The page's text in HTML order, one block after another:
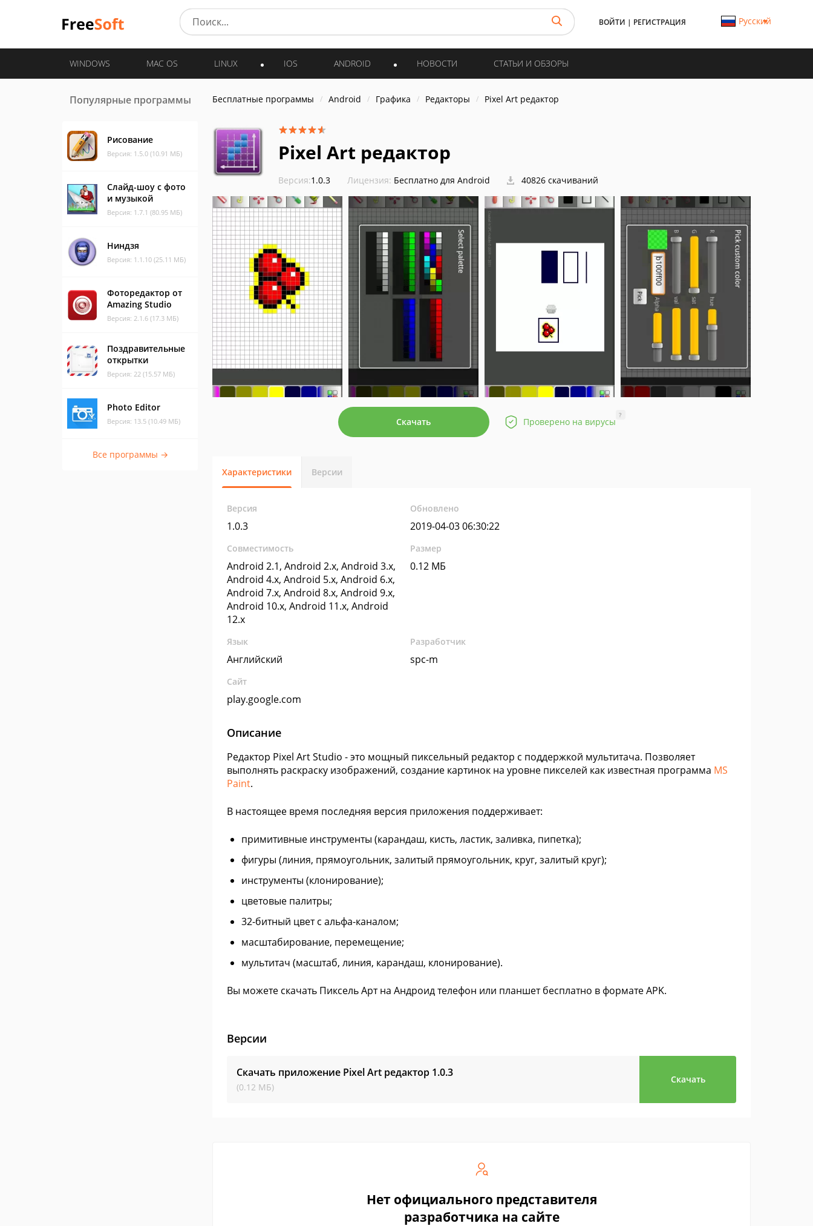
ВОЙТИ | РЕГИСТРАЦИЯ Русский
WINDOWS MAC OS LINUX IOS ANDROID НОВОСТИ СТАТЬИ И ОБЗОРЫ
Популярные программы
Рисование
Версия: 1.5.0 (10.91 МБ)
Слайд-шоу с фото
и музыкой
Версия: 1.7.1 (80.95 МБ)
Ниндзя
Версия: 1.1.10 (25.11 МБ)
Фоторедактор от
Amazing Studio
Версия: 2.1.6 (17.3 МБ)
Поздравительные
открытки
Версия: 22 (15.57 МБ)
Photo Editor
Версия: 13.5 (10.49 МБ)
Все программы →
Бесплатные программы Android Графика Редакторы Pixel Art редактор
Pixel Art редактор
Версия:1.0.3 Лицензия: Бесплатно для Android 40826 скачиваний
Скачать Проверено на вирусы
?
Характеристики Версии
Версия
1.0.3
Обновлено
2019-04-03 06:30:22
Совместимость
Android 2.1, Android 2.x, Android 3.x,
Android 4.x, Android 5.x, Android 6.x,
Android 7.x, Android 8.x, Android 9.x,
Android 10.x, Android 11.x, Android
12.x
Размер
0.12 МБ
Язык
Английский
Разработчик
spc-m
Сайт
play.google.com
Описание
Редактор Pixel Art Studio - это мощный пиксельный редактор с поддержкой мультитача. Позволяет
выполнять раскраску изображений, создание картинок на уровне пикселей как известная программа MS
Paint.
В настоящее время последняя версия приложения поддерживает:
примитивные инструменты (карандаш, кисть, ластик, заливка, пипетка);
фигуры (линия, прямоугольник, залитый прямоугольник, круг, залитый круг);
инструменты (клонирование);
цветовые палитры;
32-битный цвет с альфа-каналом;
масштабирование, перемещение;
мультитач (масштаб, линия, карандаш, клонирование).
Вы можете скачать Пиксель Арт на Андроид телефон или планшет бесплатно в формате APK.
Версии
Скачать приложение Pixel Art редактор 1.0.3
(0.12 МБ)
Скачать
Нет официального представителя
разработчика на сайте